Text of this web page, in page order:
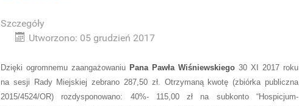
Szczegóły
Utworzono: 05 grudzień 2017
Dzięki ogromnemu zaangażowaniu Pana Pawła Wiśniewskiego30 XI 2017 roku
na sesji Rady Miejskiej zebrano 287,50 zł. Otrzymaną kwotę (zbiórka publiczna
2015/4524/OR) rozdysponowano: 40%- 115,00 zł na subkonto “Hospicjum-